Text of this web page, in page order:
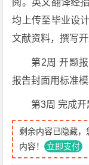
阅。英文翻译经
均上传至毕业设
文献资料，撰写开
第2周 开题
报告封面用标准
第3周 完成开
剩余内容已隐藏，
内容！ 立即支付